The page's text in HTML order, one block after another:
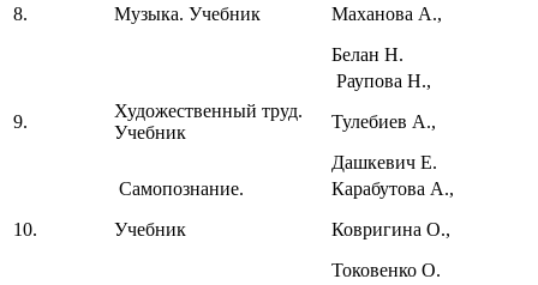
8. Музыка. Учебник
Маханова А.,
Белан Н.
9.
Художественный труд.
Учебник
Раупова Н.,
Тулебиев А.,
Дашкевич Е.
10.
Самопознание.
Учебник
Карабутова А.,
Ковригина О.,
Токовенко О.